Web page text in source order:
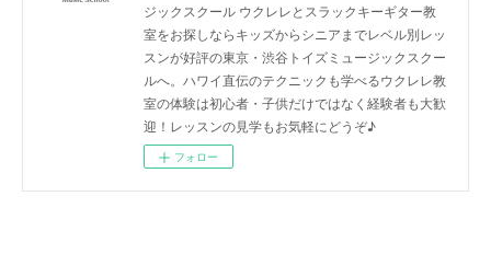
ジックスクール ウクレレとスラックキーギター教
室をお探しならキッズからシニアまでレベル別レッ
スンが好評の東京・渋谷トイズミュージックスクー
ルへ。ハワイ直伝のテクニックも学べるウクレレ教
室の体験は初心者・子供だけではなく経験者も大歓
迎！レッスンの見学もお気軽にどうぞ♪
フォロー